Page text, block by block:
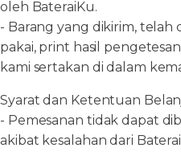
oleh BateraiKu.
- Barang yang dikirim, telah
pakai, print hasil
kami sertakan di dalam
Syarat dan Ketentuan
- Pemesanan tidak dapat
akibat kesalahan dari